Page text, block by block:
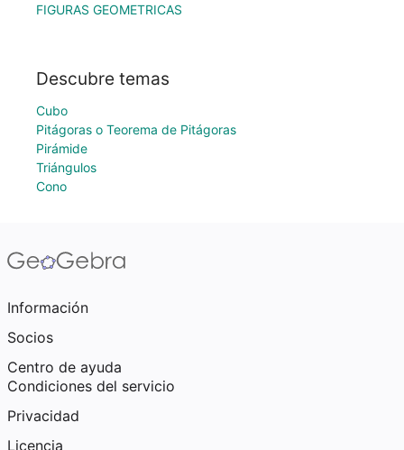
FIGURAS GEOMETRICAS
Descubre temas
Cubo
Pitágoras o Teorema de Pitágoras
Pirámide
Triángulos
Cono
Información
Socios
Centro de ayuda
Condiciones del servicio
Privacidad
Licencia